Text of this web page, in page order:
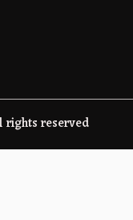
rights reserved